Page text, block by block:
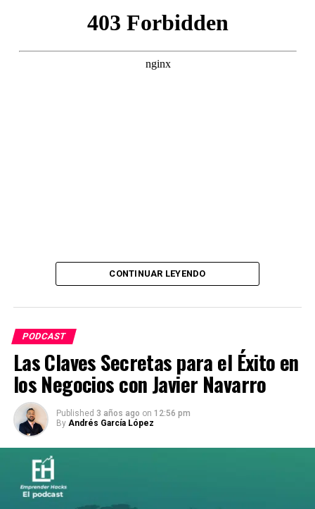
En este episodio les hablaré de mi experiencia en este
competitivo e interesante mundo del podcasting.
En este episodio explosivo, nos adentramos en la mente
maestra detrás de más de 10 millones de emails enviados
al año: Paco Vargas.
CONTINUAR LEYENDO
PODCAST
Las Claves Secretas para el Éxito en
los Negocios con Javier Navarro
Published 3 años ago on 12:56 pm
By Andrés García López